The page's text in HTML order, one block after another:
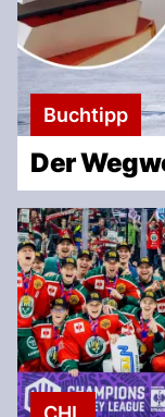
Buchtipp
Der